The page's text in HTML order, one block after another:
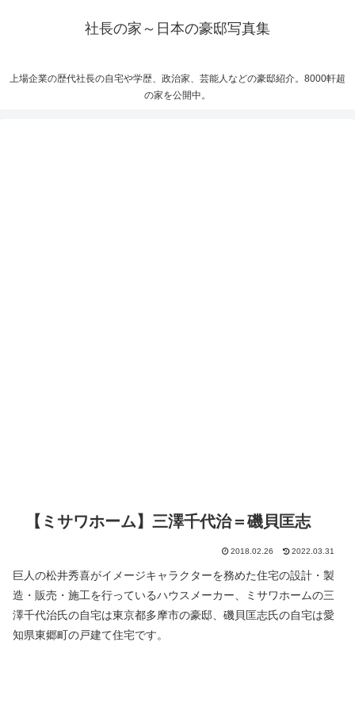
社長の家～日本の豪邸写真集
上場企業の歴代社長の自宅や学歴、政治家、芸能人などの豪邸紹介。8000軒超
の家を公開中。
【ミサワホーム】三澤千代治＝磯貝匡志
2018.02.26 2022.03.31
巨人の松井秀喜がイメージキャラクターを務めた住宅の設計・製
造・販売・施工を行っているハウスメーカー、ミサワホームの三
澤千代治氏の自宅は東京都多摩市の豪邸、磯貝匡志氏の自宅は愛
知県東郷町の戸建て住宅です。